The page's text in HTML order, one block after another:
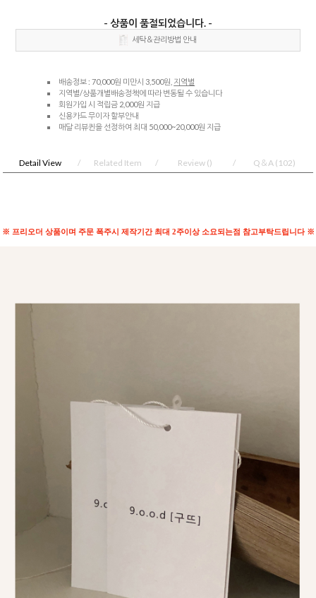
- 상품이 품절되었습니다. -
세탁＆관리방법 안내
배송정보 : 70,000원 미만시 3,500원, 지역별
지역별/상품개별배송정책에 따라 변동될 수 있습니다
회원가입 시 적립금 2,000원 지급
신용카드 무이자 할부안내
매달 리뷰퀸을 선정하여 최대 50,000~20,000원 지급
Detail View Related Item Review () Q＆A (102)
※ 프리오더 상품이며 주문 폭주시 제작기간 최대 2주이상 소요되는점 참고부탁드립니다 ※